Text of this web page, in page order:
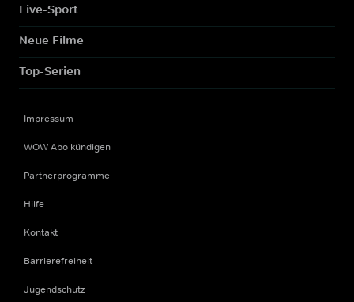
Live-Sport
Neue Filme
Top-Serien
Impressum
WOW Abo kündigen
Partnerprogramme
Hilfe
Kontakt
Barrierefreiheit
Jugendschutz